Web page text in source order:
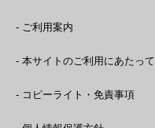
- ご利用案内
- 本サイトのご利用にあたって
- コピーライト・免責事項